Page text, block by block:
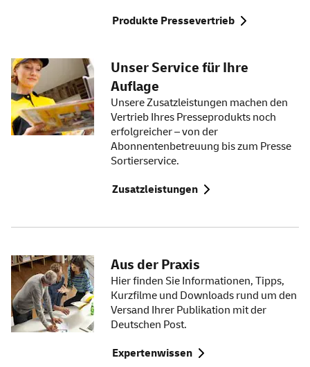
Produkte Pressevertrieb
UnserService für Ihre
Auflage
Unsere Zusatzleistungen machen den
Vertrieb Ihres Presseprodukts noch
erfolgreicher – von der
Abonnentenbetreuung bis zum Presse
Sortierservice.
Zusatzleistungen
Aus der Praxis
Hier finden Sie Informationen, Tipps,
Kurzfilme und Downloads rund um den
Versand Ihrer Publikation mit der
Deutschen Post.
Expertenwissen